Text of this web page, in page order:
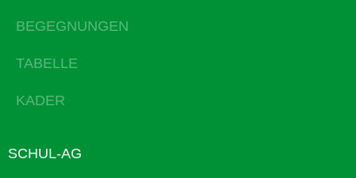
BEGEGNUNGEN
TABELLE
KADER
SCHUL-AG